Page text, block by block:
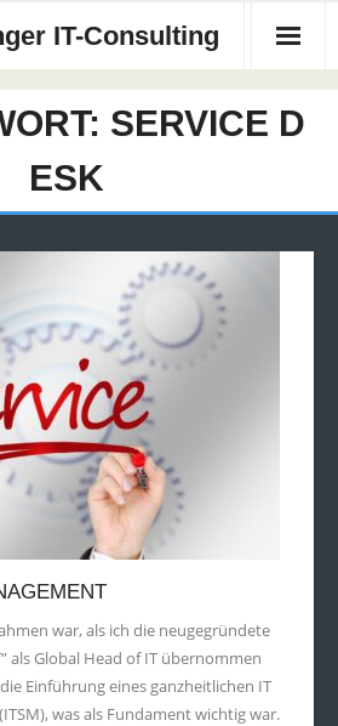
IT-Consulting
SERVICE D
ESK
war, als ich die neugegründete
als Global Head of IT übernommen
Einführung eines ganzheitlichen IT
was als Fundament wichtig war.